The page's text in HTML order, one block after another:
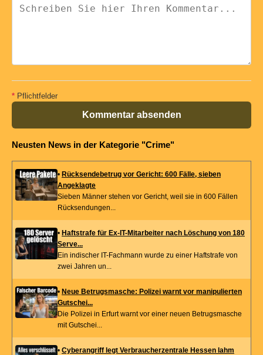
* Pflichtfelder
Kommentar absenden
Neusten News in der Kategorie "Crime"
• Rücksendebetrug vor Gericht: 600 Fälle, sieben
Angeklagte
Sieben Männer stehen vor Gericht, weil sie in 600 Fällen
Rücksendungen...
• Haftstrafe für Ex-IT-Mitarbeiter nach Löschung von 180
Serve...
Ein indischer IT-Fachmann wurde zu einer Haftstrafe von
zwei Jahren un...
• Neue Betrugsmasche: Polizei warnt vor manipulierten
Gutschei...
Die Polizei in Erfurt warnt vor einer neuen Betrugsmasche
mit Gutschei...
• Cyberangriff legt Verbraucherzentrale Hessen lahm